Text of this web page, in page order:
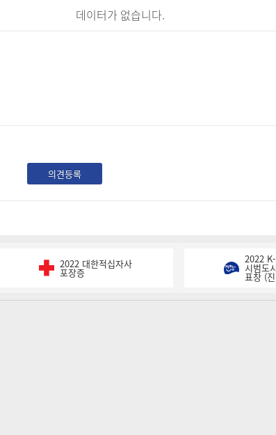
데이터가 없습니다.
의견등록
2022 대한적십자사
포장증
2022
시범도
표창 (